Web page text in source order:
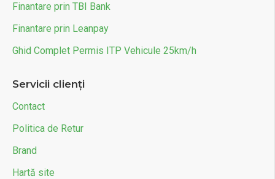
Finantare prin TBI Bank
Finantare prin Leanpay
Ghid Complet Permis ITP Vehicule 25km/h
Servicii clienți
Contact
Politica de Retur
Brand
Hartă site